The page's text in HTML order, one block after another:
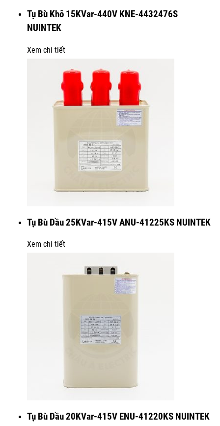
Tụ Bù Khô 15KVar-440V KNE-4432476S
NUINTEK
Xem chi tiết
Tụ Bù Dầu 25KVar-415V ANU-41225KS NUINTEK
Xem chi tiết
Tụ Bù Dầu 20KVar-415V ENU-41220KS NUINTEK